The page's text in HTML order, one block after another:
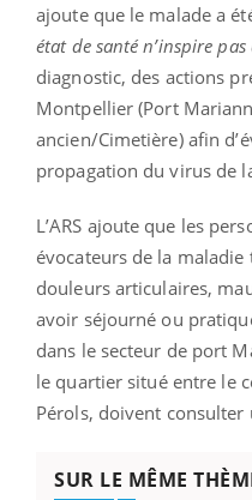
ajoute que le malade a
état de santé n’inspire
diagnostic, des actions
Montpellier (Port
ancien/Cimetière) afin
propagation du virus de
L’ARS ajoute que les
évocateurs de la
douleurs articulaires,
avoir séjourné ou
dans le secteur de port
le quartier situé entre le
Pérols, doivent consulter
SUR LE MÊME